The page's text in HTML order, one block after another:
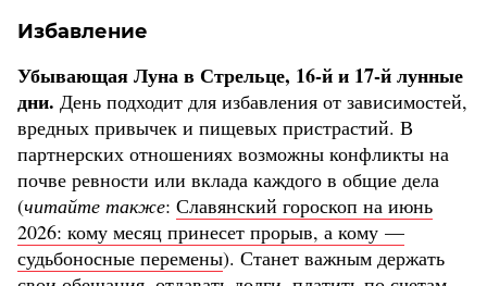
Избавление
Убывающая Луна в Стрельце, 16-й и 17-й лунные
дни. День подходит для избавления от зависимостей,
вредных привычек и пищевых пристрастий. В
партнерских отношениях возможны конфликты на
почве ревности или вклада каждого в общие дела
(читайте также: Славянский гороскоп на июнь
2026: кому месяц принесет прорыв, а кому —
судьбоносные перемены). Станет важным держать